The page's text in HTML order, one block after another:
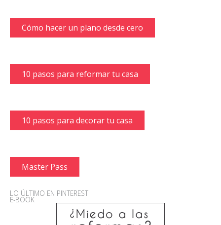
Cómo hacer un plano desde cero
10 pasos para reformar tu casa
10 pasos para decorar tu casa
Master Pass
LO ÚLTIMO EN PINTEREST
E-BOOK